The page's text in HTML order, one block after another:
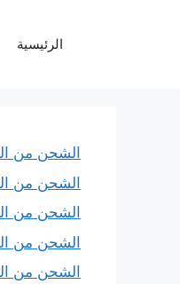
الرئيسية
الشحن من
الشحن من
الشحن من
الشحن من
الشحن من